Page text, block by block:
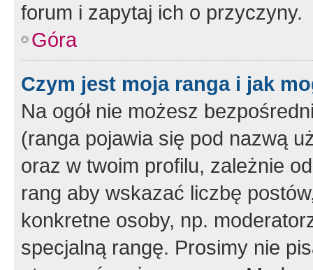
forum i zapytaj ich o przyczyny.
Góra
Czym jest moja ranga i jak
Na ogół nie możesz
(ranga pojawia się pod nazwą
oraz w twoim profilu, zależnie
rang aby wskazać liczbę
konkretne osoby, np.
specjalną rangę. Prosimy nie